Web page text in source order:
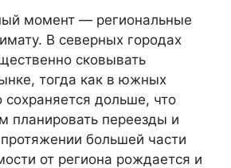
момент — региональные
В северных городах
сковывать
тогда как в южных
сохраняется дольше, что
планировать переезды и
большей части
от региона рождается и